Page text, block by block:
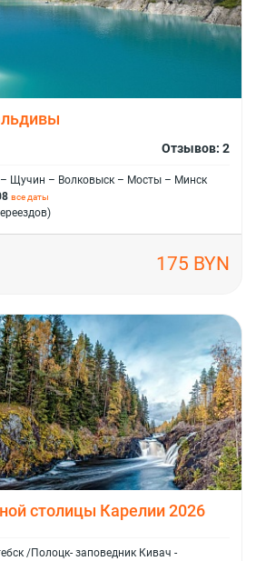
Отзывов: 2
Щучин – Волковыск – Мосты – Минск
все даты
175 BYN
столицы Карелии 2026
/Полоцк- заповедник Кивач -